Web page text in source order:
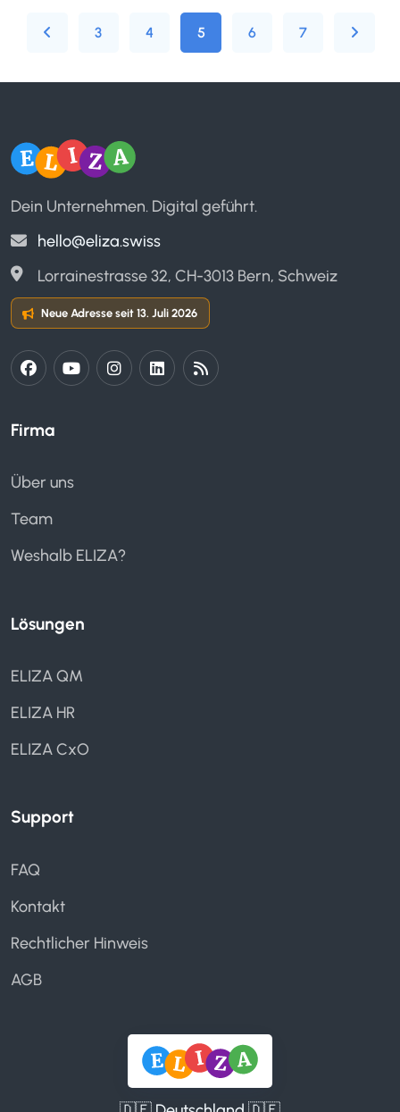
3 4 5 6 7
Firma
Über uns
Team
Weshalb ELIZA?
Lösungen
ELIZA QM
ELIZA HR
ELIZA CxO
Support
FAQ
Kontakt
Rechtlicher Hinweis
AGB
Dein Unternehmen. Digital geführt.
hello@eliza.swiss
Lorrainestrasse 32, CH-3013 Bern, Schweiz
Neue Adresse seit 13. Juli 2026